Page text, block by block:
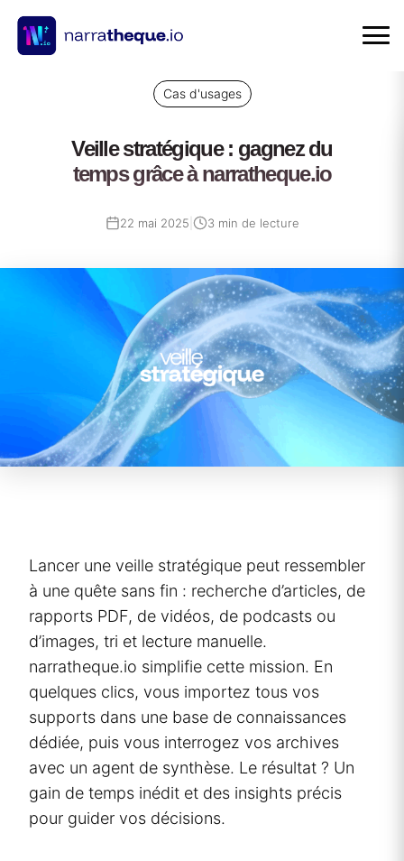
Cas d'usages
Veille stratégique : gagnez du
temps grâce à narratheque.io
22 mai 2025
22
2025
3 min de lecture
Lancer une veille stratégique peut ressembler
à une quête sans fin : recherche d’articles, de
rapports PDF, de vidéos, de podcasts ou
d’images, tri et lecture manuelle.
narratheque.io simplifie cette mission. En
quelques clics, vous importez tous vos
supports dans une base de connaissances
dédiée, puis vous interrogez vos archives
avec un agent de synthèse. Le résultat ? Un
gain de temps inédit et des insights précis
pour guider vos décisions.